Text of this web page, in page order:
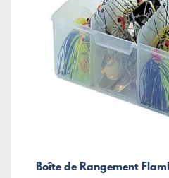
Boîte de Rangement